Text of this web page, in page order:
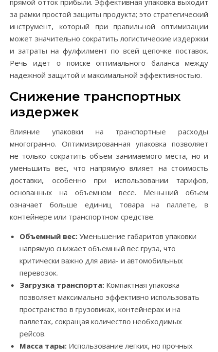
за рамки простой защиты продукта; это стратегический
инструмент, который при правильной оптимизации
может значительно сократить логистические издержки
и затраты на фулфилмент по всей цепочке поставок.
Речь идет о поиске оптимального баланса между
надежной защитой и максимальной эффективностью.
Снижение транспортных
издержек
Влияние упаковки на транспортные расходы
многогранно. Оптимизированная упаковка позволяет
не только сократить объем занимаемого места, но и
уменьшить вес, что напрямую влияет на стоимость
доставки, особенно при использовании тарифов,
основанных на объемном весе. Меньший объем
означает больше единиц товара на паллете, в
контейнере или транспортном средстве.
Объемный вес: Уменьшение габаритов упаковки
напрямую снижает объемный вес груза, что
критически важно для авиа- и автомобильных
перевозок.
Загрузка транспорта: Компактная упаковка
позволяет максимально эффективно использовать
пространство в грузовиках, контейнерах и на
паллетах, сокращая количество необходимых
рейсов.
Масса тары: Использование легких, но прочных